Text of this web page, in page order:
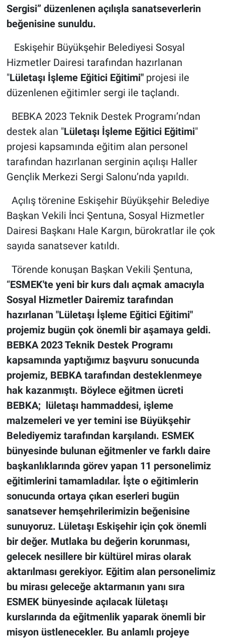
Sergisi” düzenlenen açılışla sanatseverlerin
beğenisine sunuldu.
Eskişehir Büyükşehir Belediyesi Sosyal
Hizmetler Dairesi tarafından hazırlanan
"Lületaşı İşleme Eğitici Eğitimi"projesi ile
düzenlenen eğitimler sergi ile taçlandı.
BEBKA 2023 Teknik Destek Programı’ndan
destek alan "Lületaşı İşleme Eğitici Eğitimi"
projesi kapsamında eğitim alan personel
tarafından hazırlanan serginin açılışı Haller
Gençlik Merkezi Sergi Salonu’nda yapıldı.
Açılış törenine Eskişehir Büyükşehir Belediye
Başkan Vekili İnci Şentuna, Sosyal Hizmetler
Dairesi Başkanı Hale Kargın, bürokratlar ile çok
sayıda sanatsever katıldı.
Törende konuşan Başkan Vekili Şentuna,
“ESMEK'te yeni bir kurs dalı açmak amacıyla
Sosyal Hizmetler Dairemiz tarafından
hazırlanan "Lületaşı İşleme Eğitici Eğitimi"
projemiz bugün çok önemli bir aşamaya geldi.
BEBKA 2023 Teknik Destek Programı
kapsamında yaptığımız başvuru sonucunda
projemiz, BEBKA tarafından desteklenmeye
hak kazanmıştı. Böylece eğitmen ücreti
BEBKA; lületaşı hammaddesi, işleme
malzemeleri ve yer temini ise Büyükşehir
Belediyemiz tarafından karşılandı. ESMEK
bünyesinde bulunan eğitmenler ve farklı daire
başkanlıklarında görev yapan 11 personelimiz
eğitimlerini tamamladılar. İşte o eğitimlerin
sonucunda ortaya çıkan eserleri bugün
sanatsever hemşehrilerimizin beğenisine
sunuyoruz. Lületaşı Eskişehir için çok önemli
bir değer. Mutlaka bu değerin korunması,
gelecek nesillere bir kültürel miras olarak
aktarılması gerekiyor. Eğitim alan personelimiz
bu mirası geleceğe aktarmanın yanı sıra
ESMEK bünyesinde açılacak lületaşı
kurslarında da eğitmenlik yaparak önemli bir
misyon üstlenecekler. Bu anlamlı projeye